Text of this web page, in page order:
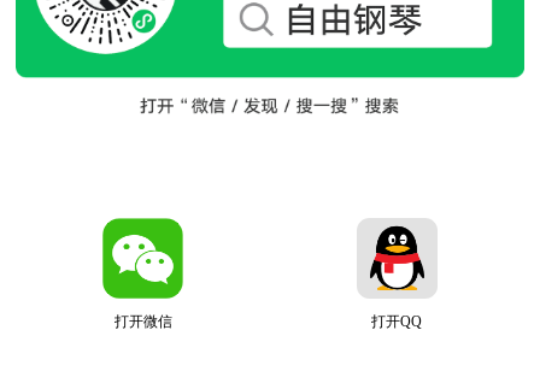
打开微信 打开QQ